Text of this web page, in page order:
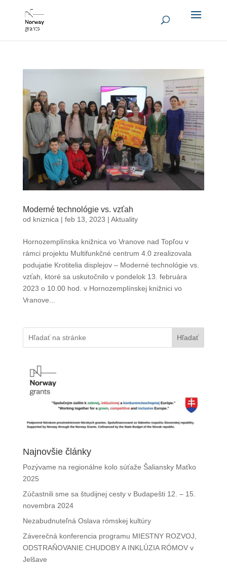
Moderné technológie vs. vzťah
od kniznica | feb 13, 2023 | Aktuality
Hornozemplínska knižnica vo Vranove nad Topľou v
rámci projektu Multifunkčné centrum 4.0 zrealizovala
podujatie Krotitelia displejov – Moderné technológie vs.
vzťah, ktoré sa uskutočnilo v pondelok 13. februára
2023 o 10.00 hod. v Hornozemplínskej knižnici vo
Vranove...
Hľadať
Najnovšie články
Pozývame na regionálne kolo súťaže Šaliansky Maťko
2025
Zúčastnili sme sa študijnej cesty v Budapešti 12. – 15.
novembra 2024
Nezabudnuteľná Oslava rómskej kultúry
Záverečná konferencia programu MIESTNY ROZVOJ,
ODSTRAŇOVANIE CHUDOBY A INKLÚZIA RÓMOV v
Jelšave